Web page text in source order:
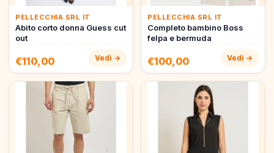
PELLECCHIA SRL IT
Abito corto donna Guess cut
out
€110,00 Vedi →
PELLECCHIA SRL IT
Completo bambino Boss
felpa e bermuda
€100,00 Vedi →